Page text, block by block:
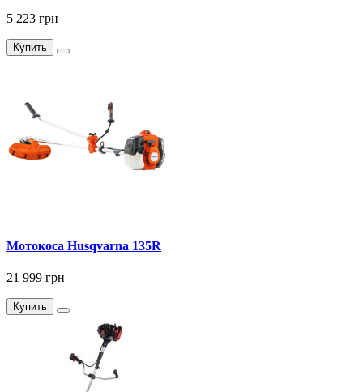
5 223 грн
Купить
Мотокоса Husqvarna 135R
21 999 грн
Купить